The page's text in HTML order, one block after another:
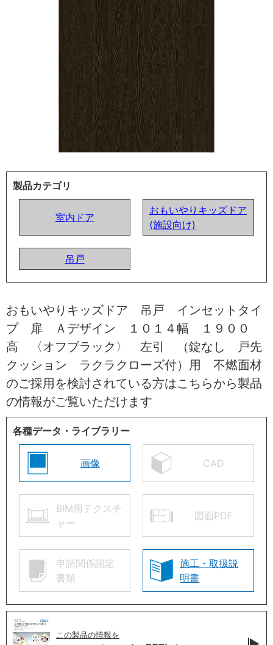
製品カテゴリ
室内ドア
おもいやりキッズドア
(施設向け)
吊戸
おもいやりキッズドア 吊戸 インセットタイ
プ 扉 Ａデザイン １０１４幅 １９００
高 〈オフブラック〉 左引 （錠なし 戸先
クッション ラクラクローズ付）用 不燃面材
のご採用を検討されている方はこちらから製品
の情報がご覧いただけます
各種データ・ライブラリー
画像 CAD
BIM用テクスチ
ャー
図面PDF
申請関係認定
書類
施工・取扱説
明書
この製品の情報を